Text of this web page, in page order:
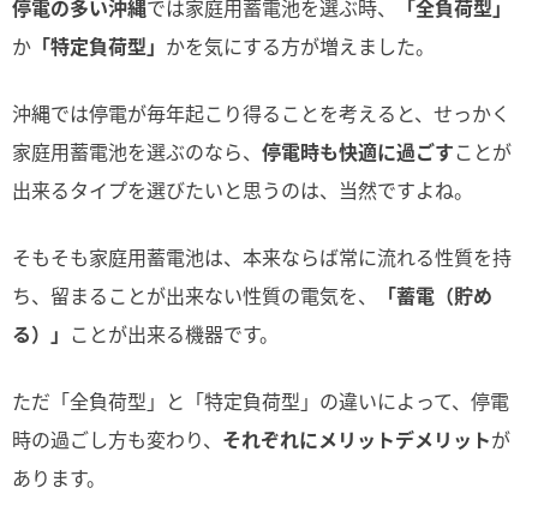
停電の多い沖縄では家庭用蓄電池を選ぶ時、
「全負荷型」
か 「特定負荷型」 かを気にする方が増えました。
沖縄では停電が毎年起こり得ることを考えると、せっかく
家庭用蓄電池を選ぶのなら、 停電時も快適に過ごすことが
出来るタイプを選びたいと思うのは、当然ですよね。
そもそも家庭用蓄電池は、本来ならば常に流れる性質を持
ち、留まることが出来ない性質の電気を、
「蓄電（貯め
る）」 ことが出来る機器です。
ただ「全負荷型」と「特定負荷型」の違いによって、停電
時の過ごし方も変わり、 それぞれにメリットデメリットが
あります。